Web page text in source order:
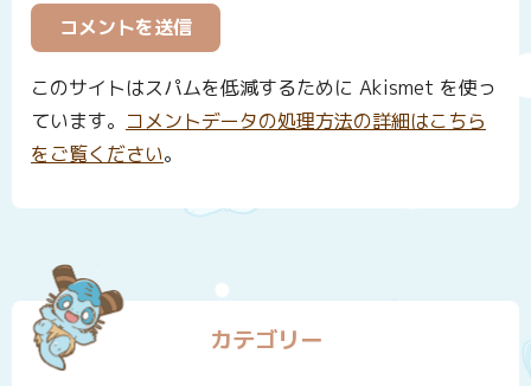
このサイトはスパムを低減するために Akismet を使っ
ています。 コメントデータの処理方法の詳細はこちら
をご覧ください。
カテゴリー